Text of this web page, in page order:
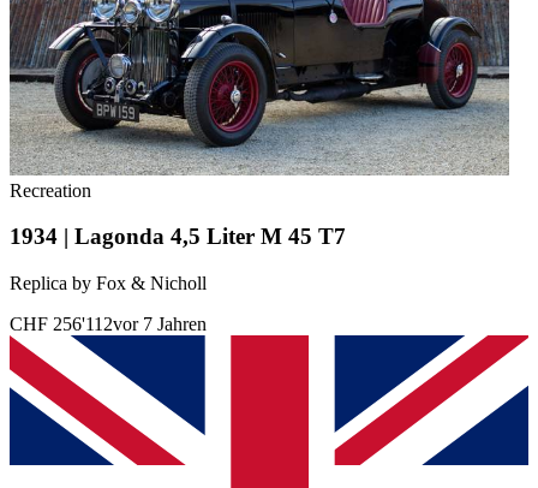
Recreation
1934 | Lagonda 4,5 Liter M 45 T7
Replica by Fox & Nicholl
CHF 256'112vor 7 Jahren